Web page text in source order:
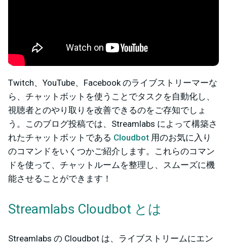
Twitch、YouTube、Facebook のライブストリーマーな
ら、チャットボットを使うことでタスクを自動化し、
視聴者とのやり取りを改善できるのをご存知でしょ
う。このブログ投稿では、Streamlabs によって構築さ
れたチャットボットである Cloudbot 用のお気に入り
のコマンドをいくつかご紹介します。これらのコマン
ドを使って、チャットルームを整理し、スムーズに機
能させることができます！
Streamlabs Cloudbot とは
Streamlabs の Cloudbot は、ライブストリームにエン